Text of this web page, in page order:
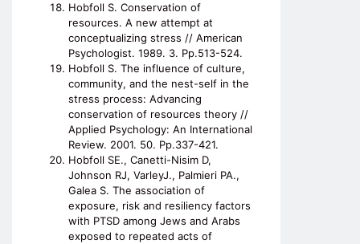
Hobfoll S. Conservation of
resources. A new attempt at
conceptualizing stress // American
Psychologist. 1989. 3. Pp.513-524.
Hobfoll S. The influence of culture,
community, and the nest-self in the
stress process: Advancing
conservation of resources theory //
Applied Psychology: An International
Review. 2001. 50. Pp.337-421.
Hobfoll SE., Canetti-Nisim D,
Johnson RJ, VarleyJ., Palmieri PA.,
Galea S. The association of
exposure, risk and resiliency factors
with PTSD among Jews and Arabs
exposed to repeated acts of